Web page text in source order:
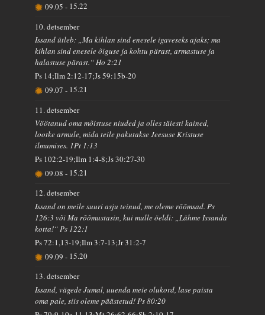
09.05- 15.22
10. detsember
Issand ütleb: „Ma kihlan sind enesele igaveseks ajaks; ma
kihlan sind enesele õiguse ja kohtu pärast, armastuse ja
halastuse pärast.“ Ho 2:21
Ps 14;Ilm 2:12-17;Js 59:15b-20
09.07- 15.21
11. detsember
Vöötanud oma mõistuse niuded ja olles täiesti kained,
lootke armule, mida teile pakutakse Jeesuse Kristuse
ilmumises. 1Pt 1:13
Ps 102:2-19;Ilm 1:4-8;Js 30:27-30
09.08- 15.21
12. detsember
Issand on meile suuri asju teinud, me oleme rõõmsad. Ps
126:3 või Ma rõõmustasin, kui mulle öeldi: „Lähme Issanda
kotta!“ Ps 122:1
Ps 72:1,13-19;Ilm 3:7-13;Jr 31:2-7
09.09- 15.20
13. detsember
Issand, vägede Jumal, uuenda meie olukord, lase paista
oma pale, siis oleme päästetud! Ps 80:20